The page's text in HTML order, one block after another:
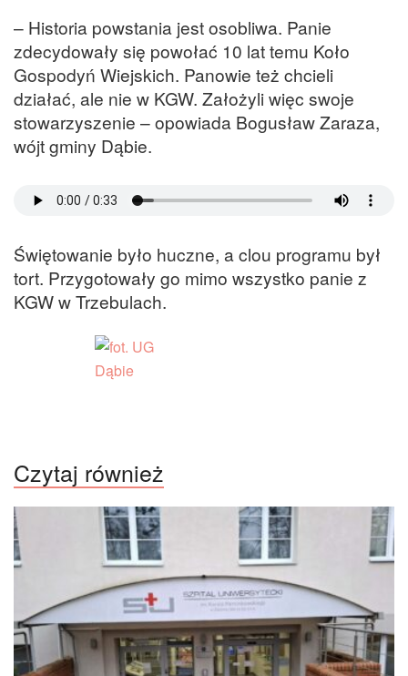
– Historia powstania jest osobliwa. Panie
zdecydowały się powołać 10 lat temu Koło
Gospodyń Wiejskich. Panowie też chcieli
działać, ale nie w KGW. Założyli więc swoje
stowarzyszenie – opowiada Bogusław Zaraza,
wójt gminy Dąbie.
Świętowanie było huczne, a clou programu był
tort. Przygotowały go mimo wszystko panie z
KGW w Trzebulach.
Czytaj również